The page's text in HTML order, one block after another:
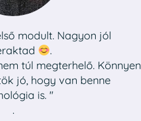
modult. Nagyon jól
.
túl megterhelő. Könnyen
jó, hogy van benne
is. "
.